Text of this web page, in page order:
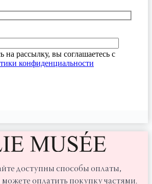
на рассылку, вы соглашаетесь с
конфиденциальности
доступны способы оплаты,
оплатить покупку частями.